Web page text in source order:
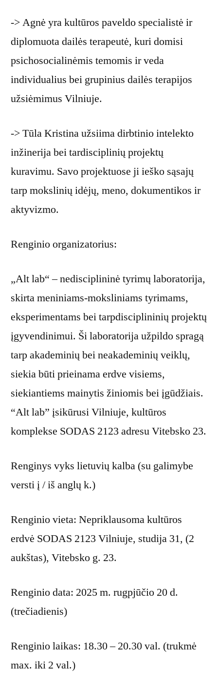
-> Agnė yra kultūros paveldo specialistė ir
diplomuota dailės terapeutė, kuri domisi
psichosocialinėmis temomis ir veda
individualius bei grupinius dailės terapijos
užsiėmimus Vilniuje.
-> Tūla Kristina užsiima dirbtinio intelekto
inžinerija bei tardisciplinių projektų
kuravimu. Savo projektuose ji ieško sąsajų
tarp mokslinių idėjų, meno, dokumentikos ir
aktyvizmo.
Renginio organizatorius:
„Alt lab“ – nedisciplininė tyrimų laboratorija,
skirta meniniams-moksliniams tyrimams,
eksperimentams bei tarpdisciplininių projektų
įgyvendinimui. Ši laboratorija užpildo spragą
tarp akademinių bei neakademinių veiklų,
siekia būti prieinama erdve visiems,
siekiantiems mainytis žiniomis bei įgūdžiais.
“Alt lab” įsikūrusi Vilniuje, kultūros
komplekse SODAS 2123 adresu Vitebsko 23.
Renginys vyks lietuvių kalba (su galimybe
versti į / iš anglų k.)
Renginio vieta: Nepriklausoma kultūros
erdvė SODAS 2123 Vilniuje, studija 31, (2
aukštas), Vitebsko g. 23.
Renginio data: 2025 m. rugpjūčio 20 d.
(trečiadienis)
Renginio laikas: 18.30 – 20.30 val. (trukmė
max. iki 2 val.)